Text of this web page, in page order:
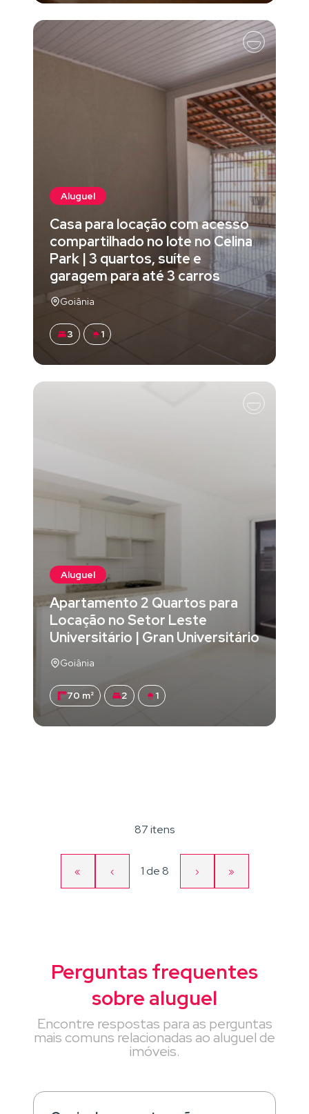
Aluguel
Casa para locação com acesso
compartilhado no lote no Celina
Park | 3 quartos, suíte e
garagem para até 3 carros
Goiânia
3 1
Aluguel
Apartamento 2 Quartos para
Locação no Setor Leste
Universitário | Gran Universitário
Goiânia
70 m² 2 1
87 itens
Primeira
«
Página
‹ Página
1 de8
Próxima
›
Última
»
Perguntas frequentes
sobre aluguel
Encontre respostas para as perguntas
mais comuns relacionadas ao aluguel de
imóveis.